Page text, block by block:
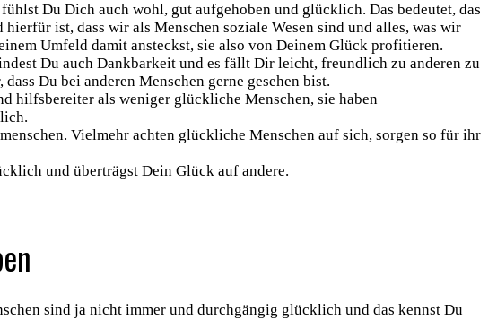
Du Dich auch wohl, gut aufgehoben und glücklich. Das bedeutet, das
ist, dass wir als Menschen soziale Wesen sind und alles, was wir
Umfeld damit ansteckst, sie also von Deinem Glück profitieren.
Du auch Dankbarkeit und es fällt Dir leicht, freundlich zu anderen zu
Du bei anderen Menschen gerne gesehen bist.
hilfsbereiter als weniger glückliche Menschen, sie haben
Vielmehr achten glückliche Menschen auf sich, sorgen so für ihr
und überträgst Dein Glück auf andere.
sind ja nicht immer und durchgängig glücklich und das kennst Du